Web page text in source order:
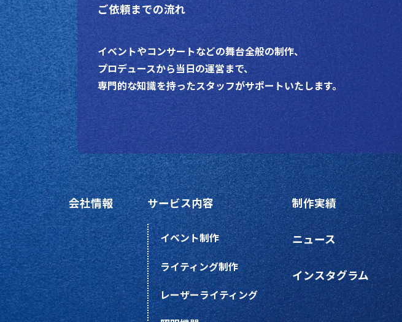
ご依頼までの流れ
イベントやコンサートなどの舞台全般の制作、
プロデュースから当日の運営まで、
専門的な知識を持ったスタッフがサポートいたします。
会社情報 サービス内容
イベント制作
ライティング制作
レーザーライティング
制作実績
ニュース
インスタグラム